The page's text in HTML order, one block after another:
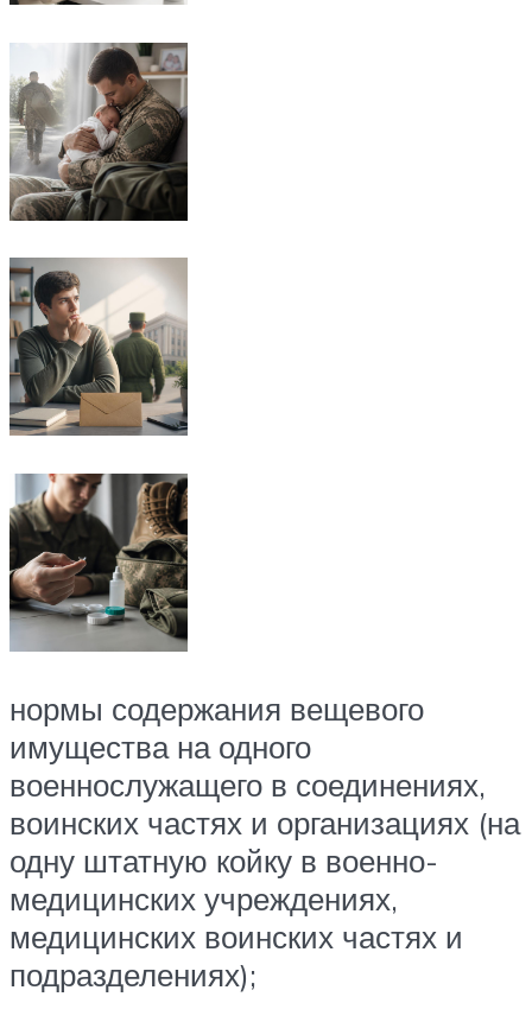
нормы содержания вещевого
имущества на одного
военнослужащего в соединениях,
воинских частях и организациях (на
одну штатную койку в военно-
медицинских учреждениях,
медицинских воинских частях и
подразделениях);